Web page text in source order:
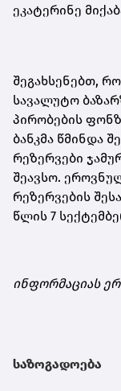
ეკატერინე
შეგახსენებთ,
სავალუტო
პირობების
ბანკმა წმინდა
რეზერვები
შეავსო.
რეზერვების
წლის 7
ინფორმაციას
საზოგადოება